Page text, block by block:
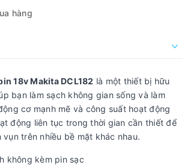
hàng
18v Makita DCL182 là một thiết bị hữu
bạn làm sạch không gian sống và làm
cơ mạnh mẽ và công suất hoạt động
động liên tục trong thời gian cần thiết để
vụn trên nhiều bề mặt khác nhau.
không kèm pin sạc